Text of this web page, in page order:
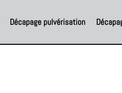
Décapage pulvérisation